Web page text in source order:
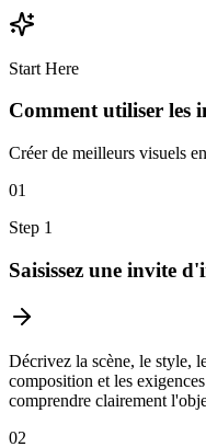
Start Here
Comment utiliser les
Créer de meilleurs visuels
01
Step 1
Saisissez une invite
Décrivez la scène, le style,
composition et les
comprendre clairement
02